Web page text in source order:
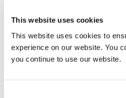
This website uses cookies
This website uses cookies to
experience on our website. You
you continue to use our website.
财产 规格